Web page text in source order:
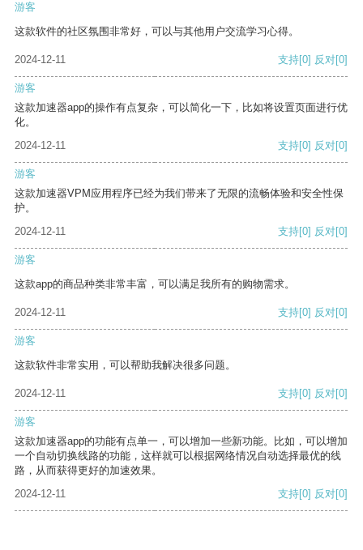
游客
这款软件的社区氛围非常好，可以与其他用户交流学习心得。
2024-12-11 支持[0] 反对[0]
游客
这款加速器app的操作有点复杂，可以简化一下，比如将设置页面进行优
化。
2024-12-11
支持[0] 反对[0]
游客
这款加速器VPM应用程序已经为我们带来了无限的流畅体验和安全性保
护。
2024-12-11
支持[0] 反对[0]
游客
这款app的商品种类非常丰富，可以满足我所有的购物需求。
2024-12-11 支持[0] 反对[0]
游客
这款软件非常实用，可以帮助我解决很多问题。
2024-12-11 支持[0] 反对[0]
游客
这款加速器app的功能有点单一，可以增加一些新功能。比如，可以增加
一个自动切换线路的功能，这样就可以根据网络情况自动选择最优的线
路，从而获得更好的加速效果。
2024-12-11
支持[0] 反对[0]